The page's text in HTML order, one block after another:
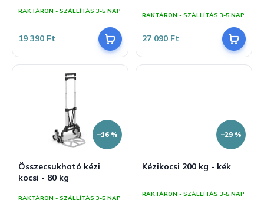
z
s
e
termék
5-
5,0
csillag.
RAKTÁRON - SZÁLLÍTÁS 3-5 NAP
19 390 Ft
RAKTÁRON - SZÁLLÍTÁS 3-5 NAP
27 090 Ft
–16 %
Összecsukható kézi
kocsi - 80 kg
RAKTÁRON - SZÁLLÍTÁS 3-5 NAP
–29 %
Kézikocsi 200 kg - kék
termék
RAKTÁRON - SZÁLLÍTÁS 3-5 NAP